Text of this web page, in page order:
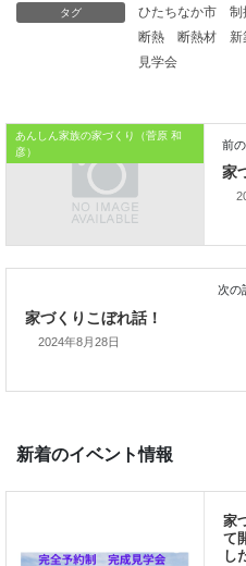
高いのかもしれません。
おうちのはなしからでした
では、では。
ご家族が幸せになるお手伝いを
私の使命です。
タグ ひたちなか市 制
断熱
断熱材 新
見学会
あんしん家族の家づくり（菅原 和
彦）
2024年8月28日